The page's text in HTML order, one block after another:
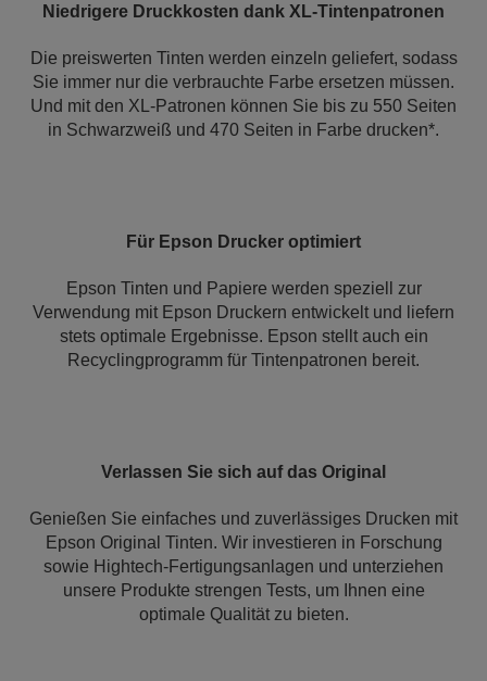
Niedrigere Druckkosten dank XL-Tintenpatronen
Die preiswerten Tinten werden einzeln geliefert, sodass
Sie immer nur die verbrauchte Farbe ersetzen müssen.
Und mit den XL-Patronen können Sie bis zu 550 Seiten
in Schwarzweiß und 470 Seiten in Farbe drucken*.
Für Epson Drucker optimiert
Epson Tinten und Papiere werden speziell zur
Verwendung mit Epson Druckern entwickelt und liefern
stets optimale Ergebnisse. Epson stellt auch ein
Recyclingprogramm für Tintenpatronen bereit.
Verlassen Sie sich auf das Original
Genießen Sie einfaches und zuverlässiges Drucken mit
Epson Original Tinten. Wir investieren in Forschung
sowie Hightech-Fertigungsanlagen und unterziehen
unsere Produkte strengen Tests, um Ihnen eine
optimale Qualität zu bieten.